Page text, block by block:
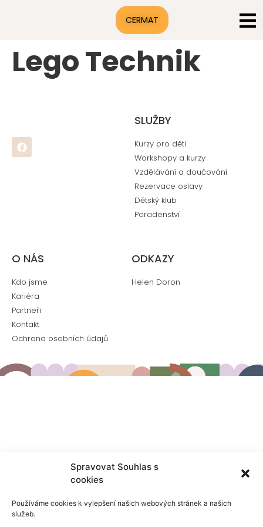
Spravovat Souhlas s
cookies
Používáme cookies k vylepšení našich webových stránek a našich
služeb.
CERMAT
Lego Technik
SLUŽBY
Kurzy pro děti
Workshopy a kurzy
Vzdělávání a doučování
Rezervace oslavy
Dětský klub
Poradenství
O NÁS
Kdo jsme
Kariéra
Partneři
Kontakt
Ochrana osobních údajů
ODKAZY
Helen Doron